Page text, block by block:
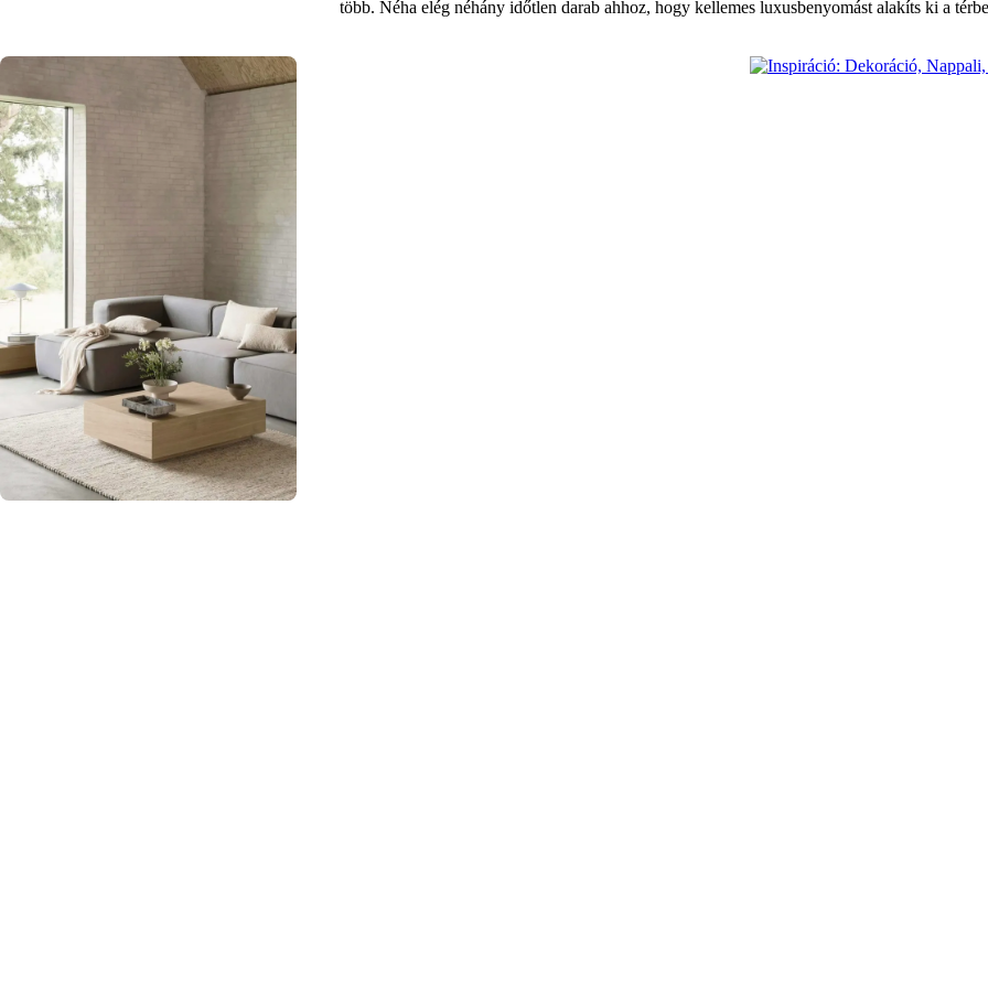
több. Néha elég néhány időtlen darab ahhoz, hogy kellemes luxusbenyomást alakíts ki a